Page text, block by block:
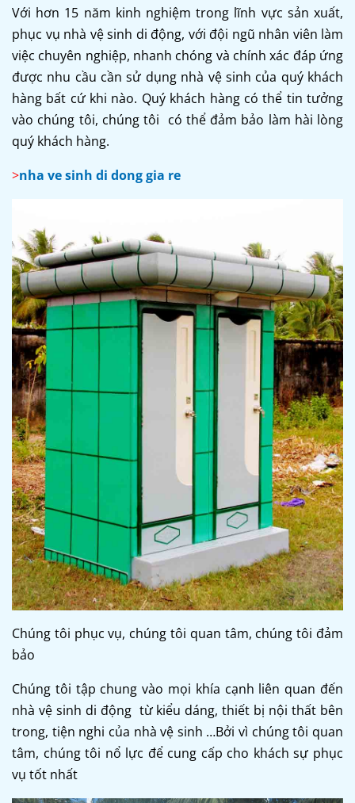
Với hơn 15 năm kinh nghiệm trong lĩnh vực sản xuất,
phục vụ nhà vệ sinh di động, với đội ngũ nhân viên làm
việc chuyên nghiệp, nhanh chóng và chính xác đáp ứng
được nhu cầu cần sử dụng nhà vệ sinh của quý khách
hàng bất cứ khi nào. Quý khách hàng có thể tin tưởng
vào chúng tôi, chúng tôi có thể đảm bảo làm hài lòng
quý khách hàng.
>nha ve sinh di dong gia re
Chúng tôi phục vụ, chúng tôi quan tâm, chúng tôi đảm
bảo
Chúng tôi tập chung vào mọi khía cạnh liên quan đến
nhà vệ sinh di độngtừ kiểu dáng, thiết bị nội thất bên
trong, tiện nghi của nhà vệ sinh …Bởi vì chúng tôi quan
tâm, chúng tôi nổ lực để cung cấp cho khách sự phục
vụ tốt nhất